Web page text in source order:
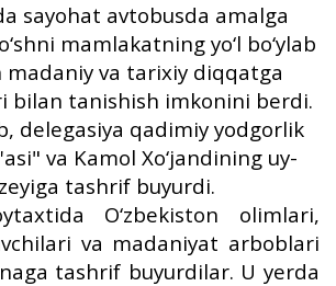
sayohat avtobusda amalga
mamlakatning yo‘l bo‘ylab
madaniy va tarixiy diqqatga
bilan tanishish imkonini berdi.
delegasiya qadimiy yodgorlik
va Kamol Xo‘jandining uy-
tashrif buyurdi.
O‘zbekiston olimlari,
va madaniyat arboblari
tashrif buyurdilar. U yerda